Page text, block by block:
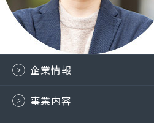
企業情報
事業内容